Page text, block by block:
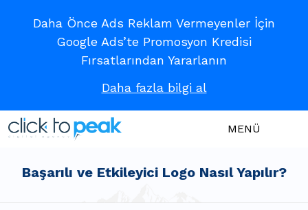
Daha Önce Ads Reklam Vermeyenler İçin
Google Ads’te Promosyon Kredisi
Fırsatlarından Yararlanın
Daha fazla bilgi al
MENÜ
Başarılı ve Etkileyici Logo Nasıl Yapılır?